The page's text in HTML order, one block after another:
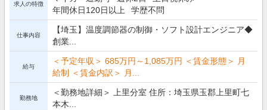
求人の特徴
年間休日120日以上
学歴不問
仕事内容
【埼玉】温度調節器の制御・ソフト設計エンジニア◆
創業...
給与
＜予定年収＞ 685万円～1,085万円 ＜賃金形態＞ 月
給制 ＜賃金内訳＞ 月...
勤務地
＜勤務地詳細＞ 上里分室 住所：埼玉県玉郡上里町七
本木...